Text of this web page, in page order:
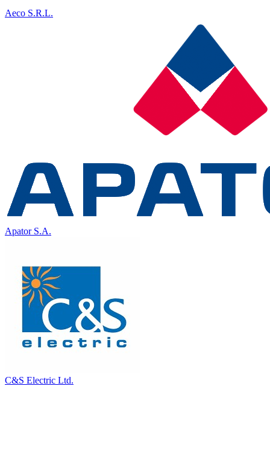
Aeco S.R.L.
Apator S.A.
C&S Electric Ltd.